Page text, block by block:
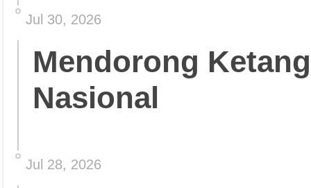
Jul 30, 2026
Mendorong
Nasional
Jul 28, 2026